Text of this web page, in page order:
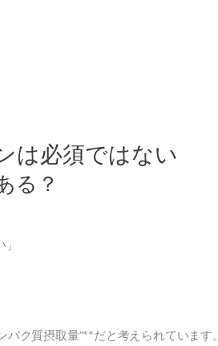
は必須ではない
る？
ク質摂取量”**だと考えられています。